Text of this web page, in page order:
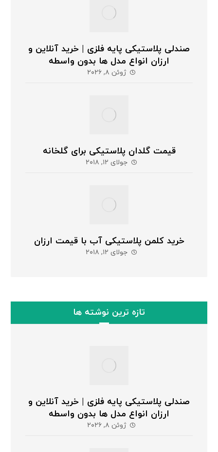
صندلی پلاستیکی پایه فلزی | خرید آنلاین و
ارزان انواع مدل ها بدون واسطه
ژوئن ۸, ۲۰۲۶
قیمت گلدان پلاستیکی برای گلخانه
جولای ۱۲, ۲۰۱۸
خرید کلمن پلاستیکی آب با قیمت ارزان
جولای ۱۲, ۲۰۱۸
تازه ترین نوشته ها
صندلی پلاستیکی پایه فلزی | خرید آنلاین و
ارزان انواع مدل ها بدون واسطه
ژوئن ۸, ۲۰۲۶